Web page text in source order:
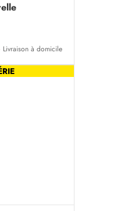
Livraison à domicile